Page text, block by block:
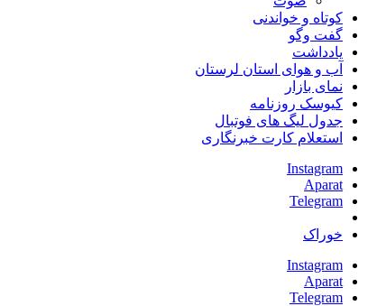
کوتاه و خواندنی
گفت وگو
یادداشت
آب و هوای استان لرستان
نمای بازار
کیوسک روزنامه
جدول لیگ های فوتبال
استعلام کارت خبرنگاری
Instagram
Aparat
Telegram
خوراک
Instagram
Aparat
Telegram